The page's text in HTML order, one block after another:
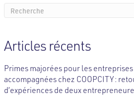
Articles récents
Primes majorées pour les entreprises
accompagnées chez COOPCITY :
d’expériences de deux